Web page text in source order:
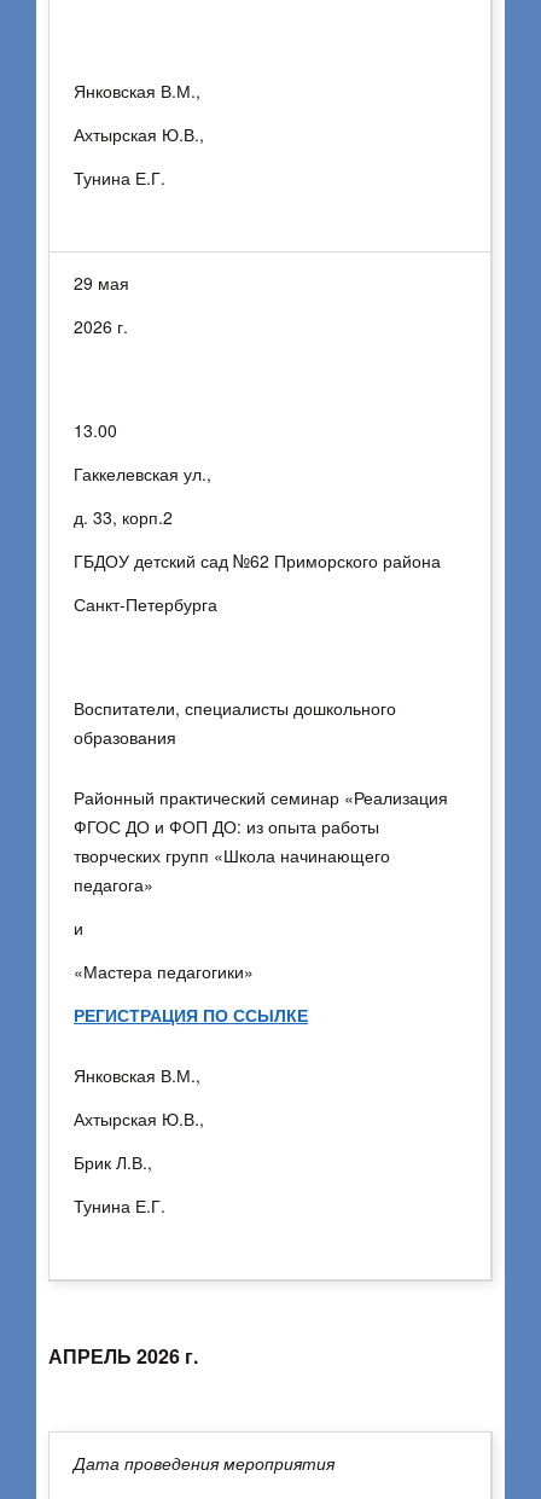
Янковская В.М.,
Ахтырская Ю.В.,
Тунина Е.Г.
29 мая
2026 г.
13.00
Гаккелевская ул.,
д. 33, корп.2
ГБДОУ детский сад №62 Приморского района
Санкт-Петербурга
Воспитатели, специалисты дошкольного
образования
Районный практический семинар «Реализация
ФГОС ДО и ФОП ДО: из опыта работы
творческих групп «Школа начинающего
педагога»
и
«Мастера педагогики»
РЕГИСТРАЦИЯ ПО ССЫЛКЕ
Янковская В.М.,
Ахтырская Ю.В.,
Брик Л.В.,
Тунина Е.Г.
АПРЕЛЬ 2026 г.
Дата проведения мероприятия